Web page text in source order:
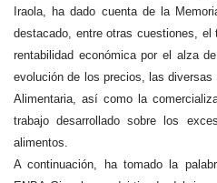
Iraola, ha dado cuenta de la
destacado, entre otras cuestiones,
rentabilidad económica por el alza
evolución de los precios, las
Alimentaria, así como la
trabajo desarrollado sobre los
alimentos.
A continuación, ha tomado la